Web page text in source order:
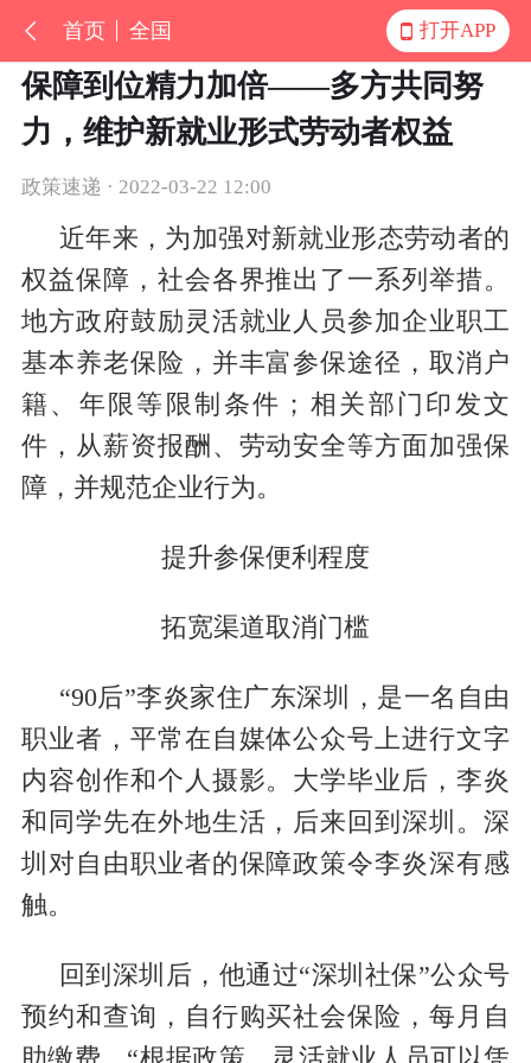
首页 全国 打开APP
保障到位精力加倍——多方共同努
力，维护新就业形式劳动者权益
政策速递 · 2022-03-22 12:00
近年来，为加强对新就业形态劳动者的
权益保障，社会各界推出了一系列举措。
地方政府鼓励灵活就业人员参加企业职工
基本养老保险，并丰富参保途径，取消户
籍、年限等限制条件；相关部门印发文
件，从薪资报酬、劳动安全等方面加强保
障，并规范企业行为。
提升参保便利程度
拓宽渠道取消门槛
“90后”李炎家住广东深圳，是一名自由
职业者，平常在自媒体公众号上进行文字
内容创作和个人摄影。大学毕业后，李炎
和同学先在外地生活，后来回到深圳。深
圳对自由职业者的保障政策令李炎深有感
触。
回到深圳后，他通过“深圳社保”公众号
预约和查询，自行购买社会保险，每月自